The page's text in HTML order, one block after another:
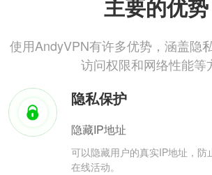
主要的优势
使用AndyVPN有许多优势，涵盖隐
访问权限和网络性能等
隐私保护
隐藏IP地址
可以隐藏用户的真实IP地址，防
在线活动。